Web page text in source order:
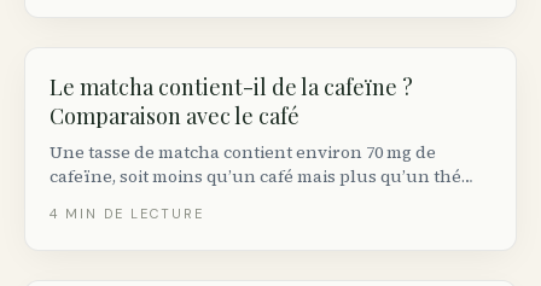
Le matcha contient-il de la cafeïne ?
Comparaison avec le café
Une tasse de matcha contient environ 70 mg de
cafeïne, soit moins qu’un café mais plus qu’un thé
l’effet ressenti est différent.
4 MIN DE LECTURE